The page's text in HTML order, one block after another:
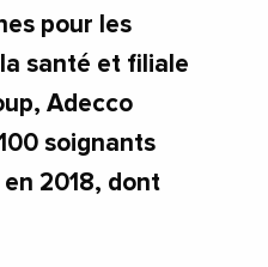
pour les
santé et filiale
Adecco
soignants
2018, dont